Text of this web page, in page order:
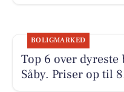
BOLIGMARKED
Top 6 over
Såby. Priser op til